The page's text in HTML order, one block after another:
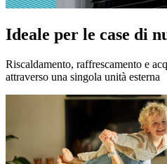
Ideale per le case di
Riscaldamento, raffrescamento e
attraverso una singola unità esterna